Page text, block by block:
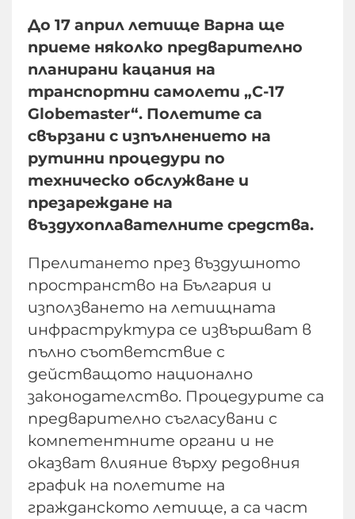
До 17 април летище Варна ще
приеме няколко предварително
планирани кацания на
транспортни самолети „С-17
Globemaster“. Полетите са
свързани с изпълнението на
рутинни процедури по
техническо обслужване и
презареждане на
въздухоплавателните средства.
Прелитането през въздушното
пространство на България и
използването на летищната
инфраструктура се извършват в
пълно съответствие с
действащото национално
законодателство. Процедурите са
предварително съгласувани с
компетентните органи и не
оказват влияние върху редовния
график на полетите на
гражданското летище, а са част